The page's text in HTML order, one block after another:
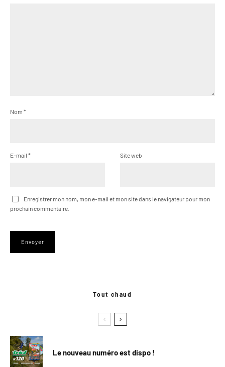
Nom *
E-mail * Site web
Enregistrer mon nom, mon e-mail et mon site dans le navigateur pour mon
prochain commentaire.
Tout chaud
Le nouveau numéro est dispo !